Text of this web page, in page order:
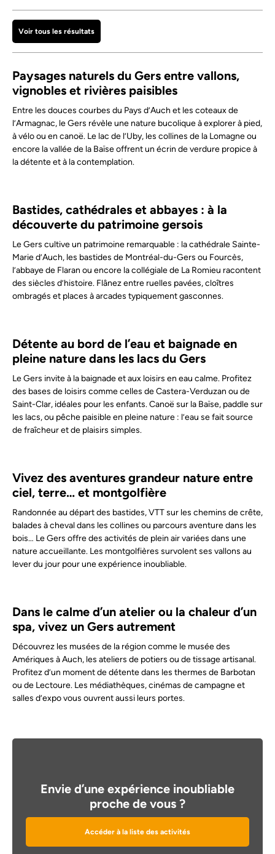
Voir tous les résultats
Paysages naturels du Gers entre vallons,
vignobles et rivières paisibles
Entre les douces courbes du Pays d’Auch et les coteaux de
l’Armagnac, le Gers révèle une nature bucolique à explorer à pied,
à vélo ou en canoë. Le lac de l’Uby, les collines de la Lomagne ou
encore la vallée de la Baïse offrent un écrin de verdure propice à
la détente et à la contemplation.
Bastides, cathédrales et abbayes : à la
découverte du patrimoine gersois
Le Gers cultive un patrimoine remarquable : la cathédrale Sainte-
Marie d’Auch, les bastides de Montréal-du-Gers ou Fourcès,
l’abbaye de Flaran ou encore la collégiale de La Romieu racontent
des siècles d’histoire. Flânez entre ruelles pavées, cloîtres
ombragés et places à arcades typiquement gasconnes.
Détente au bord de l’eau et baignade en
pleine nature dans les lacs du Gers
Le Gers invite à la baignade et aux loisirs en eau calme. Profitez
des bases de loisirs comme celles de Castera-Verduzan ou de
Saint-Clar, idéales pour les enfants. Canoë sur la Baïse, paddle sur
les lacs, ou pêche paisible en pleine nature : l’eau se fait source
de fraîcheur et de plaisirs simples.
Vivez des aventures grandeur nature entre
ciel, terre… et montgolfière
Randonnée au départ des bastides, VTT sur les chemins de crête,
balades à cheval dans les collines ou parcours aventure dans les
bois… Le Gers offre des activités de plein air variées dans une
nature accueillante. Les montgolfières survolent ses vallons au
lever du jour pour une expérience inoubliable.
Dans le calme d’un atelier ou la chaleur d’un
spa, vivez un Gers autrement
Découvrez les musées de la région comme le musée des
Amériques à Auch, les ateliers de potiers ou de tissage artisanal.
Profitez d’un moment de détente dans les thermes de Barbotan
ou de Lectoure. Les médiathèques, cinémas de campagne et
salles d’expo vous ouvrent aussi leurs portes.
Envie d’une expérience inoubliable
proche de vous ?
Accéder à la liste des activités